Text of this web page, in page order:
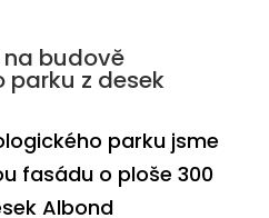
budově
parku z desek
parku jsme
fasádu o ploše 300
Albond